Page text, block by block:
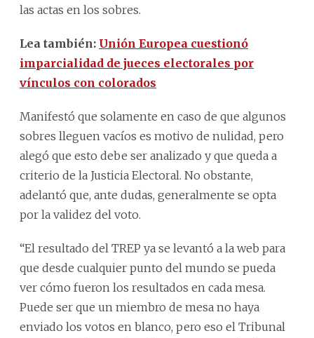
las actas en los sobres.
Lea también: Unión Europea cuestionó
imparcialidad de jueces electorales por
vínculos con colorados
Manifestó que solamente en caso de que algunos
sobres lleguen vacíos es motivo de nulidad, pero
alegó que esto debe ser analizado y que queda a
criterio de la Justicia Electoral. No obstante,
adelantó que, ante dudas, generalmente se opta
por la validez del voto.
“El resultado del TREP ya se levantó a la web para
que desde cualquier punto del mundo se pueda
ver cómo fueron los resultados en cada mesa.
Puede ser que un miembro de mesa no haya
enviado los votos en blanco, pero eso el Tribunal